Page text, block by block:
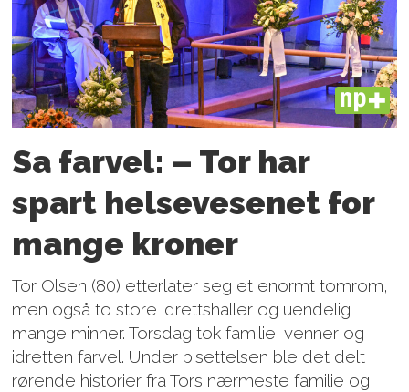
PLUS
Sa farvel: – Tor har
spart helsevesenet for
mange kroner
Tor Olsen (80) etterlater seg et enormt tomrom,
men også to store idrettshaller og uendelig
mange minner. Torsdag tok familie, venner og
idretten farvel. Under bisettelsen ble det delt
rørende historier fra Tors nærmeste familie og